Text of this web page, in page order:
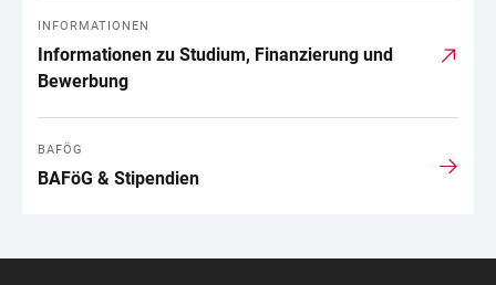
INFORMATIONEN
Informationen zu Studium, Finanzierung und
Bewerbung
BAFÖG
BAFöG & Stipendien